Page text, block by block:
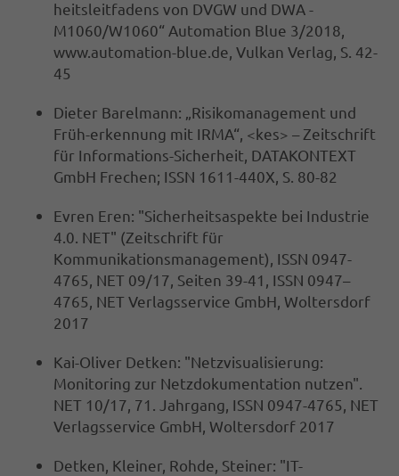
heitsleitfadens von DVGW und DWA -
M1060/W1060“ Automation Blue 3/2018,
www.automation-blue.de, Vulkan Verlag, S. 42-
45
Dieter Barelmann: „Risikomanagement und
Früh-erkennung mit IRMA“, <kes> – Zeitschrift
für Informations-Sicherheit, DATAKONTEXT
GmbH Frechen; ISSN 1611-440X, S. 80-82
Evren Eren: "Sicherheitsaspekte bei Industrie
4.0. NET" (Zeitschrift für
Kommunikationsmanagement), ISSN 0947-
4765, NET 09/17, Seiten 39-41, ISSN 0947–
4765, NET Verlagsservice GmbH, Woltersdorf
2017
Kai-Oliver Detken: "Netzvisualisierung:
Monitoring zur Netzdokumentation nutzen".
NET 10/17, 71. Jahrgang, ISSN 0947-4765, NET
Verlagsservice GmbH, Woltersdorf 2017
Detken, Kleiner, Rohde, Steiner: "IT-